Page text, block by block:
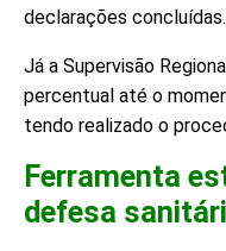
declarações concluídas.
Já a Supervisão
percentual até o
tendo realizado o
Ferramenta
defesa